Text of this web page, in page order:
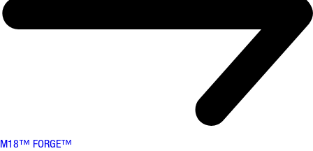
M18™ FORGE™